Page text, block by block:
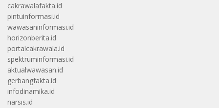
cakrawalafakta.id
pintuinformasi.id
wawasaninformasi.id
horizonberita.id
portalcakrawala.id
spektruminformasi.id
aktualwawasan.id
gerbangfakta.id
infodinamika.id
narsis.id